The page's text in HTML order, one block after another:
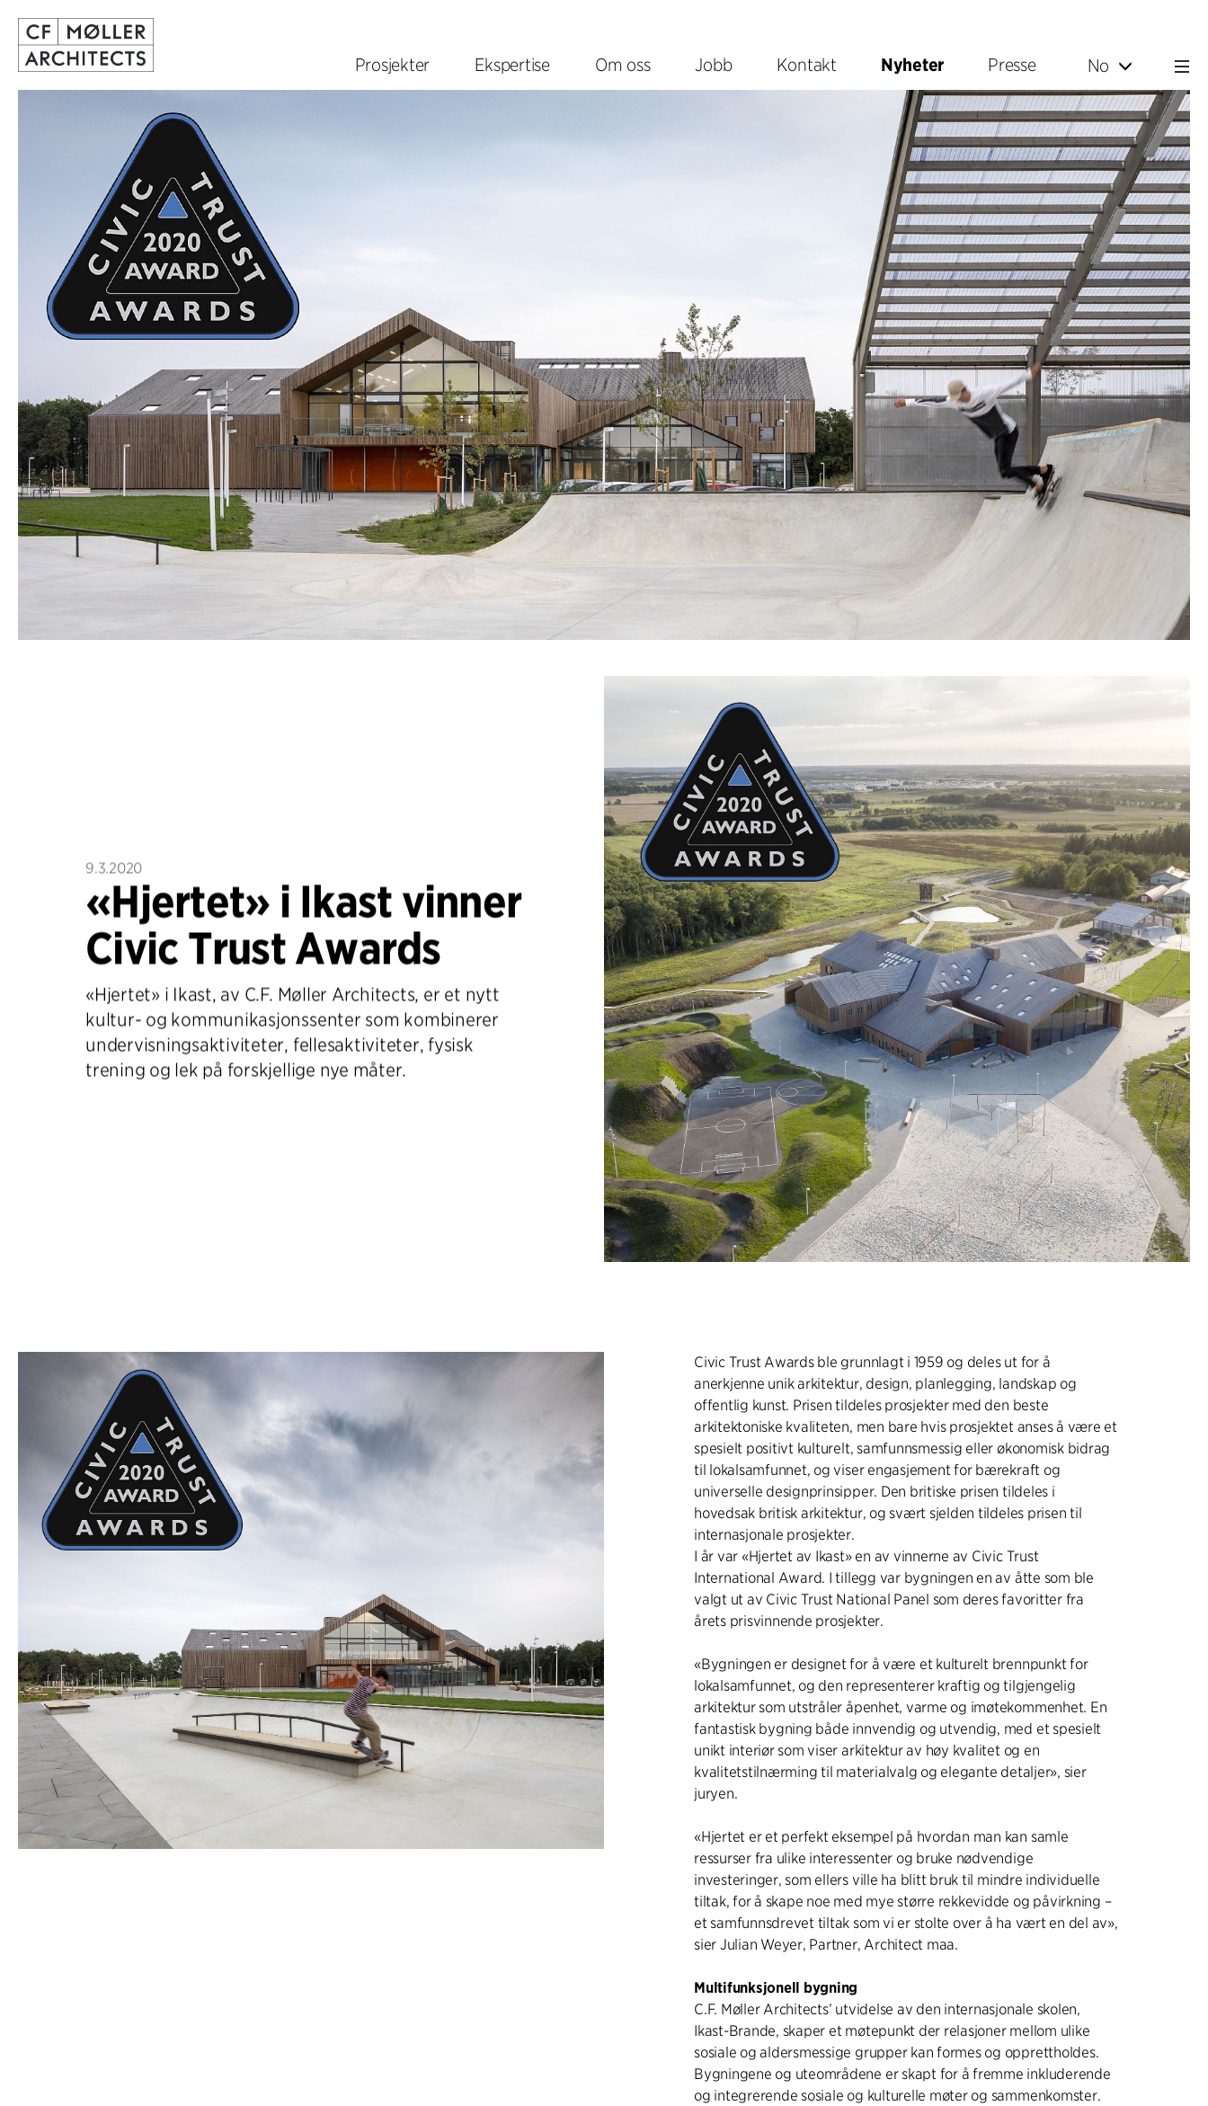
Prosjekter Ekspertise Om oss Jobb Kontakt Nyheter Presse No
9.3.2020
«Hjertet» i Ikast vinner
Civic Trust Awards
«Hjertet» i Ikast, av C.F. Møller Architects, er et nytt
kultur- og kommunikasjonssenter som kombinerer
undervisningsaktiviteter, fellesaktiviteter, fysisk
trening og lek på forskjellige nye måter.
Civic Trust Awards ble grunnlagt i 1959 og deles ut for å
anerkjenne unik arkitektur, design, planlegging, landskap og
offentlig kunst. Prisen tildeles prosjekter med den beste
arkitektoniske kvaliteten, men bare hvis prosjektet anses å være et
spesielt positivt kulturelt, samfunnsmessig eller økonomisk bidrag
til lokalsamfunnet, og viser engasjement for bærekraft og
universelle designprinsipper. Den britiske prisen tildeles i
hovedsak britisk arkitektur, og svært sjelden tildeles prisen til
internasjonale prosjekter.
I år var «Hjertet av Ikast» en av vinnerne av Civic Trust
International Award. I tillegg var bygningen en av åtte som ble
valgt ut av Civic Trust National Panel som deres favoritter fra
årets prisvinnende prosjekter.
«Bygningen er designet for å være et kulturelt brennpunkt for
lokalsamfunnet, og den representerer kraftig og tilgjengelig
arkitektur som utstråler åpenhet, varme og imøtekommenhet. En
fantastisk bygning både innvendig og utvendig, med et spesielt
unikt interiør som viser arkitektur av høy kvalitet og en
kvalitetstilnærming til materialvalg og elegante detaljer», sier
juryen.
«Hjertet er et perfekt eksempel på hvordan man kan samle
ressurser fra ulike interessenter og bruke nødvendige
investeringer, som ellers ville ha blitt bruk til mindre individuelle
tiltak, for å skape noe med mye større rekkevidde og påvirkning –
et samfunnsdrevet tiltak som vi er stolte over å ha vært en del av»,
sier Julian Weyer, Partner, Architect maa.
Multifunksjonell bygning
C.F. Møller Architects’ utvidelse av den internasjonale skolen,
Ikast-Brande, skaper et møtepunkt der relasjoner mellom ulike
sosiale og aldersmessige grupper kan formes og opprettholdes.
Bygningene og uteområdene er skapt for å fremme inkluderende
og integrerende sosiale og kulturelle møter og sammenkomster.